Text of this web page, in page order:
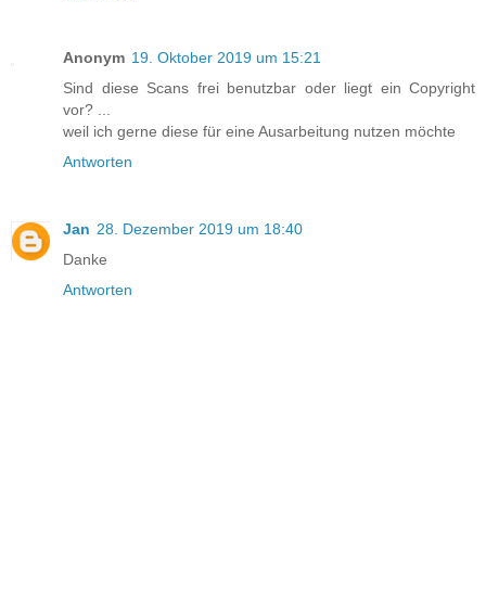
Anonym 19. Oktober 2019 um 15:21
Sind diese Scans frei benutzbar oder liegt ein Copyright
vor? ...
weil ich gerne diese für eine Ausarbeitung nutzen möchte
Antworten
Jan 28. Dezember 2019 um 18:40
Danke
Antworten